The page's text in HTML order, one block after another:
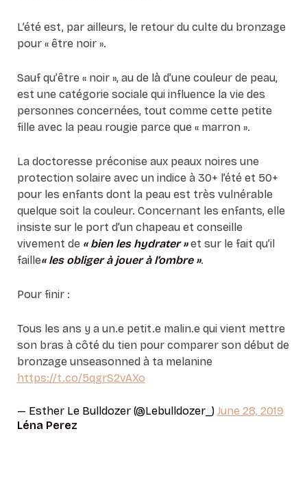
L’été est, par ailleurs, le retour du culte du bronzage
pour « être noir ».
Sauf qu’être « noir », au de là d’une couleur de peau,
est une catégorie sociale qui influence la vie des
personnes concernées, tout comme cette petite
fille avec la peau rougie parce que « marron ».
La doctoresse préconise aux peaux noires une
protection solaire avec un indice à 30+ l’été et 50+
pour les enfants dont la peau est très vulnérable
quelque soit la couleur. Concernant les enfants, elle
insiste sur le port d’un chapeau et conseille
vivement de « bien les hydrater »et sur le fait qu’il
faille« les obliger à jouer à l’ombre ».
Pour finir :
Tous les ans y a un.e petit.e malin.e qui vient mettre
son bras à côté du tien pour comparer son début de
bronzage unseasonned à ta melanine
https://t.co/5qgrS2vAXo
— Esther Le Bulldozer (@Lebulldozer_) June 28, 2019
Léna Perez